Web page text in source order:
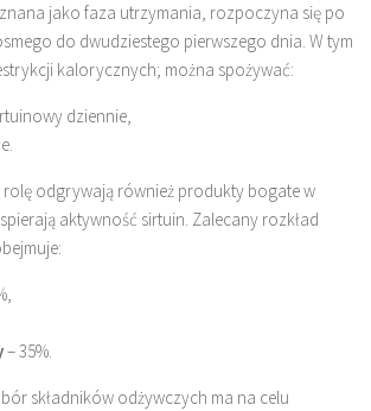
jako faza utrzymania, rozpoczyna się po
do dwudziestego pierwszego dnia. W tym
kalorycznych; można spożywać:
dziennie,
rolę odgrywają również produkty bogate w
aktywność sirtuin. Zalecany rozkład
– 35%.
składników odżywczych ma na celu